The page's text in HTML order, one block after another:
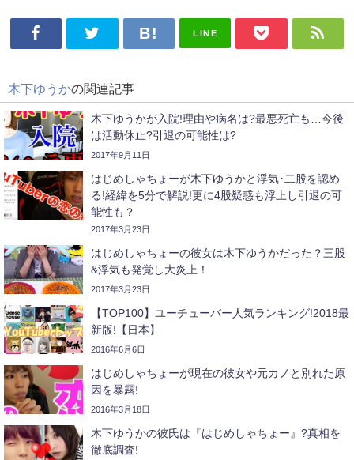
LINE
木下ゆうかの関連記事
木下ゆうかが入院!理由や病名は?最悪死亡も…今後
は活動休止?引退の可能性は?
2017年9月11日
はじめしゃちょーが木下ゆうかと浮気･二股を認め
る!経緯を5分で解説!更に4股疑惑も浮上し引退の可
能性も？
2017年3月23日
はじめしゃちょーの彼女は木下ゆうかだった？三股
&浮気も発覚し大炎上！
2017年3月23日
【TOP100】ユーチューバー人気ランキング!2018最
新版!【日本】
2016年6月6日
はじめしゃちょーが現在の彼女や元カノと別れた原
因を暴露!
2016年3月18日
木下ゆうかの彼氏は『はじめしゃちょー』?真相を
徹底調査!